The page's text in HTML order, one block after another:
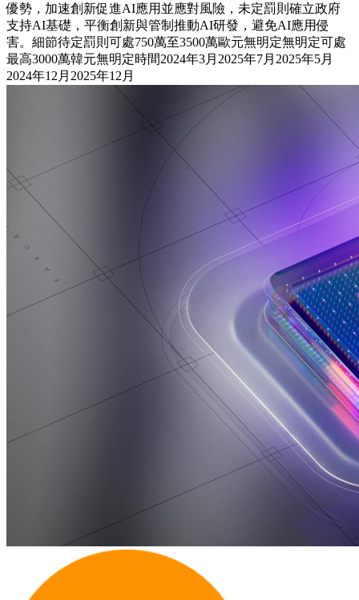
優勢，加速創新促進AI應用並應對風險，未定罰則確立政府
支持AI基礎，平衡創新與管制推動AI研發，避免AI應用侵
害。細節待定罰則可處750萬至3500萬歐元無明定無明定可處
最高3000萬韓元無明定時間2024年3月2025年7月2025年5月
2024年12月2025年12月